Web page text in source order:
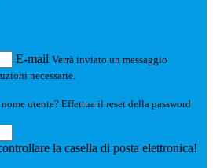
E-mail Verrà inviato un messaggio
necessarie.
utente? Effettua il reset della password
la casella di posta elettronica!